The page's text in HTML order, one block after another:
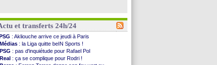
et transferts 24h/24
: Akliouche arrive ce jeudi à Paris
Médias : la Liga quitte beIN Sports !
PSG : pas d'inquiétude pour Rafael Pol
Real : ça se complique pour Rodri !